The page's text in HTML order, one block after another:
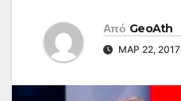
Από GeoAth
ΜΑΡ 22, 2017